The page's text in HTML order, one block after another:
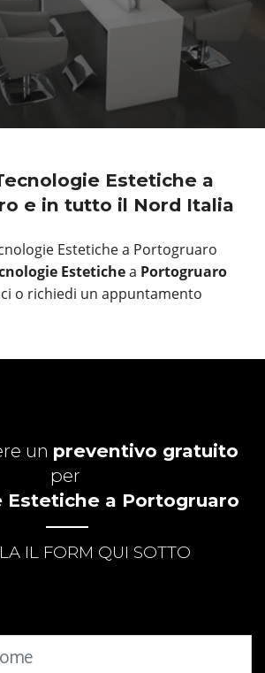
Estetiche a
e in tutto il Nord Italia
Estetiche a Portogruaro
Estetichea Portogruaro
o richiedi un appuntamento
un preventivo gratuito
per
Estetiche a Portogruaro
IL FORM QUI SOTTO